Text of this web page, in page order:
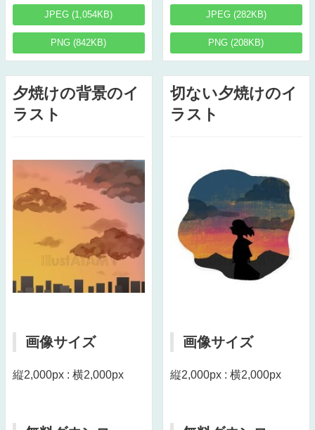
JPEG (1,054KB)
PNG (842KB)
JPEG (282KB)
PNG (208KB)
夕焼けの背景のイ
ラスト
画像サイズ
縦2,000px : 横2,000px
切ない夕焼けのイ
ラスト
画像サイズ
縦2,000px : 横2,000px